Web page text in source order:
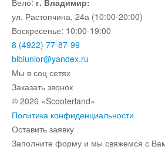
Вело: г. Владимир:
ул. Растопчина, 24а (10:00-20:00)
Воскресенье: 10:00-19:00
8 (4922) 77-87-99
bibiunior@yandex.ru
Мы в соц сетях
Заказать звонок
© 2026 «Scooterland»
Политика конфиденциальности
Оставить заявку
Заполните форму и мы свяжемся с